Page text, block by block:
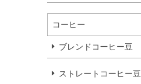
コーヒー
ブレンドコーヒー豆
ストレートコーヒー豆